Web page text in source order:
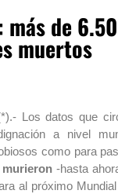
más de
muertos
Los datos que
a nivel
como para
murieron -hasta
al próximo